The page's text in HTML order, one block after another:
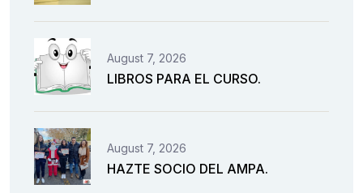
August 7, 2026
LIBROS PARA EL CURSO.
August 7, 2026
HAZTE SOCIO DEL AMPA.